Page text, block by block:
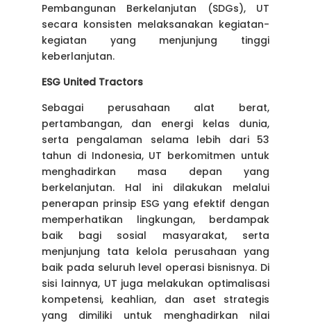
Pembangunan Berkelanjutan (SDGs), UT
secara konsisten melaksanakan kegiatan-
kegiatan yang menjunjung tinggi
keberlanjutan.
ESG United Tractors
Sebagai perusahaan alat berat,
pertambangan, dan energi kelas dunia,
serta pengalaman selama lebih dari 53
tahun di Indonesia, UT berkomitmen untuk
menghadirkan masa depan yang
berkelanjutan. Hal ini dilakukan melalui
penerapan prinsip ESG yang efektif dengan
memperhatikan lingkungan, berdampak
baik bagi sosial masyarakat, serta
menjunjung tata kelola perusahaan yang
baik pada seluruh level operasi bisnisnya. Di
sisi lainnya, UT juga melakukan optimalisasi
kompetensi, keahlian, dan aset strategis
yang dimiliki untuk menghadirkan nilai